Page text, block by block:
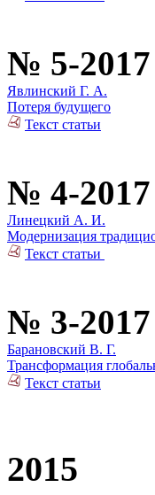
№ 5-2017
Явлинский Г. А.
Потеря будущего
Текст статьи
№ 4-2017
Линецкий А. И.
Модернизация
Текст статьи
№ 3-2017
Барановский В. Г.
Трансформация
Текст статьи
2015